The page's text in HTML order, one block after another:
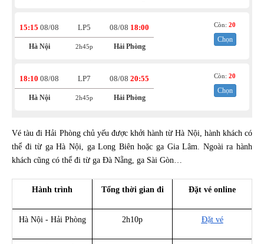
15:15 08/08
Hà Nội
LP5
2h45p
08/08 18:00
Hải Phòng
Còn:20
Chọn
18:10 08/08
Hà Nội
LP7
2h45p
08/08 20:55
Hải Phòng
Còn:20
Chọn
Vé tàu đi Hải Phòng chủ yếu được khởi hành từ Hà Nội, hành khách có
thể đi từ ga Hà Nội, ga Long Biên hoặc ga Gia Lâm. Ngoài ra hành
khách cũng có thể đi từ ga Đà Nẵng, ga Sài Gòn…
Hành trình Tổng thời gian đi Đặt vé online
Hà Nội - Hải Phòng 2h10p Đặt vé